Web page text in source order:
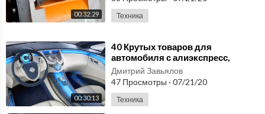
00:32:29 Техника
00:30:13
⁣40 Крутых товаров для
автомобиля с алиэкспресс,
подборка автотоваров Aliexpress
Дмитрий Завьялов
47 Просмотры · 07/21/20
Техника